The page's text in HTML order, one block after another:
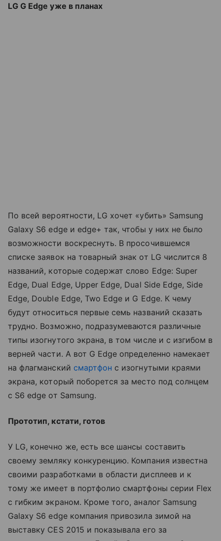
LG G Edge уже в планах
По всей вероятности, LG хочет «убить» Samsung
Galaxy S6 edge и edge+ так, чтобы у них не было
возможности воскреснуть. В просочившемся
списке заявок на товарный знак от LG числится 8
названий, которые содержат слово Edge: Super
Edge, Dual Edge, Upper Edge, Dual Side Edge, Side
Edge, Double Edge, Two Edge и G Edge. К чему
будут относиться первые семь названий сказать
трудно. Возможно, подразумеваются различные
типы изогнутого экрана, в том числе и с изгибом в
верней части. А вот G Edge определенно намекает
на флагманский смартфон с изогнутыми краями
экрана, который поборется за место под солнцем
с S6 edge от Samsung.
Прототип, кстати, готов
У LG, конечно же, есть все шансы составить
своему земляку конкуренцию. Компания известна
своими разработками в области дисплеев и к
тому же имеет в портфолио смартфоны серии Flex
с гибким экраном. Кроме того, аналог Samsung
Galaxy S6 edge компания привозила зимой на
выставку CES 2015 и показывала его за